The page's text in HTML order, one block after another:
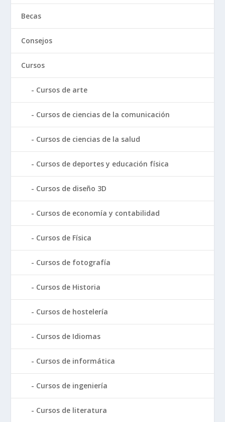
Becas
Consejos
Cursos
Cursos de arte
Cursos de ciencias de la comunicación
Cursos de ciencias de la salud
Cursos de deportes y educación física
Cursos de diseño 3D
Cursos de economía y contabilidad
Cursos de Física
Cursos de fotografía
Cursos de Historia
Cursos de hostelería
Cursos de Idiomas
Cursos de informática
Cursos de ingeniería
Cursos de literatura